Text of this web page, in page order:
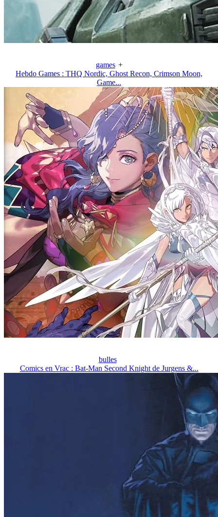
games +
Hebdo Games : THQ Nordic, Ghost Recon, Crimson Moon,
Game...
bulles
Comics en Vrac : Bat-Man Second Knight de Jurgens &...